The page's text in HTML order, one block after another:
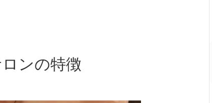
ンの特徴